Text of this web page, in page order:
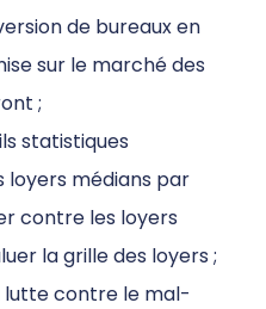
de bureaux en
sur le marché des
;
statistiques
loyers médians par
contre les loyers
la grille des loyers ;
contre le mal-